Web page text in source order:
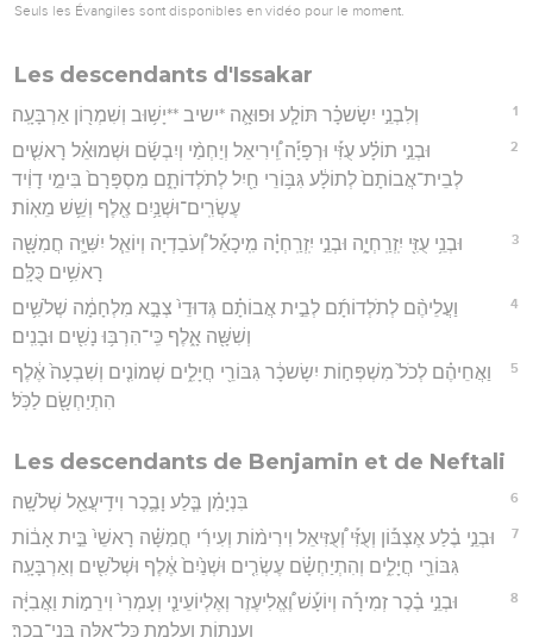
Seuls les Évangiles sont disponibles en vidéo pour le moment.
Les descendants d'Issakar
1 וְלִבְנֵ֣י יִשָׂשכָ֗ר תּוֹלָ֧ע וּפוּאָ֛ה *ישיב **יָשׁ֥וּב וְשִׁמְר֖וֹן אַרְבָּעָֽה׃
2
וּבְנֵ֣י תוֹלָ֗ע עֻזִּ֡י וּרְפָיָ֡ה וִֽ֠ירִיאֵל וְיַחְמַ֨י וְיִבְשָׂ֜ם וּשְׁמוּאֵ֗ל רָאשִׁ֤ים
לְבֵית־אֲבוֹתָם֙ לְתוֹלָ֔ע גִּבּ֥וֹרֵי חַ֖יִל לְתֹלְדוֹתָ֑ם מִסְפָּרָם֙ בִּימֵ֣י דָוִ֔יד
עֶשְׂרִֽים־וּשְׁנַ֥יִם אֶ֖לֶף וְשֵׁ֥שׁ מֵאֽוֹת׃
3
וּבְנֵ֥י עֻזִּ֖י יִֽזְרַֽחְיָ֑ה וּבְנֵ֣י יִֽזְרַֽחְיָ֗ה מִֽיכָאֵ֡ל וְ֠עֹבַדְיָה וְיוֹאֵ֧ל יִשִּׁיָּ֛ה חֲמִשָּׁ֖ה
רָאשִׁ֥ים כֻּלָּֽם׃
4
וַעֲלֵיהֶ֨ם לְתֹלְדוֹתָ֜ם לְבֵ֣ית אֲבוֹתָ֗ם גְּדוּדֵי֙ צְבָ֣א מִלְחָמָ֔ה שְׁלֹשִׁ֥ים
וְשִׁשָּׁ֖ה אָ֑לֶף כִּֽי־הִרְבּ֥וּ נָשִׁ֖ים וּבָנִֽים׃
5
וַאֲחֵיהֶ֗ם לְכֹל֙ מִשְׁפְּח֣וֹת יִשָׂשכָ֔ר גִּבּוֹרֵ֖י חֲיָלִ֑ים שְׁמוֹנִ֤ים וְשִׁבְעָה֙ אֶ֔לֶף
הִתְיַחְשָׂ֖ם לַכֹּֽל׃
Les descendants de Benjamin et de Neftali
6 בִּנְיָמִ֗ן בֶּ֧לַע וָבֶ֛כֶר וִידִֽיעֲאֵ֖ל שְׁלֹשָֽׁה׃
7
וּבְנֵ֣י בֶ֗לַע אֶצְבּ֡וֹן וְעֻזִּ֡י וְ֠עֻזִּיאֵל וִירִימ֨וֹת וְעִירִ֜י חֲמִשָּׁ֗ה רָאשֵׁי֙ בֵּ֣ית אָב֔וֹת
גִּבּוֹרֵ֖י חֲיָלִ֑ים וְהִתְיַחְשָׂ֗ם עֶשְׂרִ֤ים וּשְׁנַ֙יִם֙ אֶ֔לֶף וּשְׁלֹשִׁ֖ים וְאַרְבָּעָֽה׃
8
וּבְנֵ֣י בֶ֗כֶר זְמִירָ֡ה וְיוֹעָ֡שׁ וֶ֠אֱלִיעֶזֶר וְאֶלְיוֹעֵינַ֤י וְעָמְרִי֙ וִירֵמ֣וֹת וַאֲבִיָּ֔ה
וַעֲנָת֖וֹת וְעָלָ֑מֶת כָּל־אֵ֖לֶּה בְּנֵי־בָֽכֶר׃